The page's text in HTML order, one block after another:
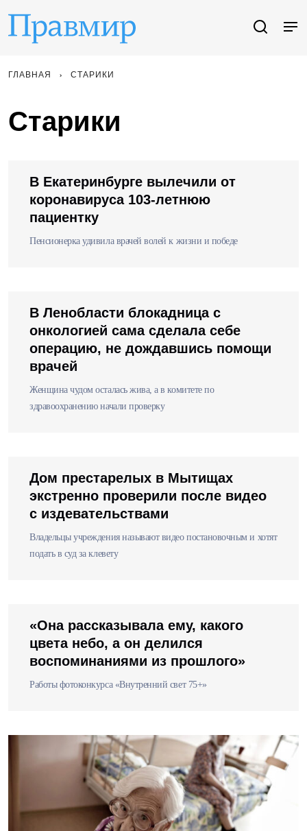
ГЛАВНАЯ СТАРИКИ
Старики
В Екатеринбурге вылечили от
коронавируса 103-летнюю
пациентку
Пенсионерка удивила врачей волей к жизни и победе
В Ленобласти блокадница с
онкологией сама сделала себе
операцию, не дождавшись помощи
врачей
Женщина чудом осталась жива, а в комитете по
здравоохранению начали проверку
Дом престарелых в Мытищах
экстренно проверили после видео
с издевательствами
Владельцы учреждения называют видео постановочным и хотят
подать в суд за клевету
«Она рассказывала ему, какого
цвета небо, а он делился
воспоминаниями из прошлого»
Работы фотоконкурса «Внутренний свет 75+»